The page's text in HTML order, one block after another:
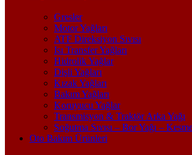
Gresler
Motor Yağları
ATF Direksiyon Sıvısı
Isı Transfer Yağları
Hidrolik Yağlar
Dişli Yağları
Kızak Yağları
Bakım Yağları
Koruyucu Yağlar
Transmisyon & Traktör Arka Yağı
Soğutma Sıvısı – Bor Yağı –
Oto Bakım Ürünleri